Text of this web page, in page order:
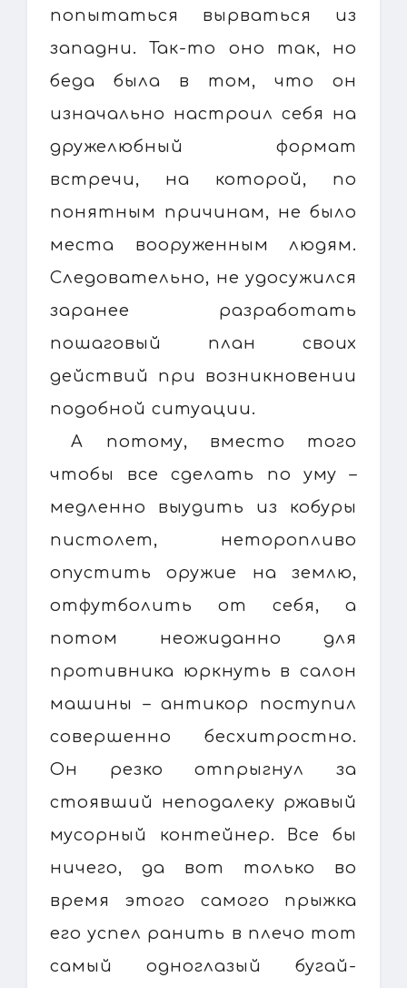
попытаться вырваться из
западни. Так-то оно так, но
беда была в том, что он
изначально настроил себя на
дружелюбный формат
встречи, на которой, по
понятным причинам, не было
места вооруженным людям.
Следовательно, не удосужился
заранее разработать
пошаговый план своих
действий при возникновении
подобной ситуации.
А потому, вместо того
чтобы все сделать по уму –
медленно выудить из кобуры
пистолет, неторопливо
опустить оружие на землю,
отфутболить от себя, а
потом неожиданно для
противника юркнуть в салон
машины – антикор поступил
совершенно бесхитростно.
Он резко отпрыгнул за
стоявший неподалеку ржавый
мусорный контейнер. Все бы
ничего, да вот только во
время этого самого прыжка
его успел ранить в плечо тот
самый одноглазый бугай-